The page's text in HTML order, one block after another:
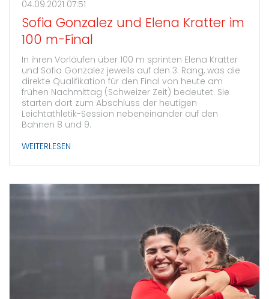
04.09.2021 07:51
Sofia Gonzalez und Elena Kratter im
100 m-Final
In ihren Vorläufen über 100 m sprinten Elena Kratter
und Sofia Gonzalez jeweils auf den 3. Rang, was die
direkte Qualifikation für den Final von heute am
frühen Nachmittag (Schweizer Zeit) bedeutet. Sie
starten dort zum Abschluss der heutigen
Leichtathletik-Session nebeneinander auf den
Bahnen 8 und 9.
WEITERLESEN